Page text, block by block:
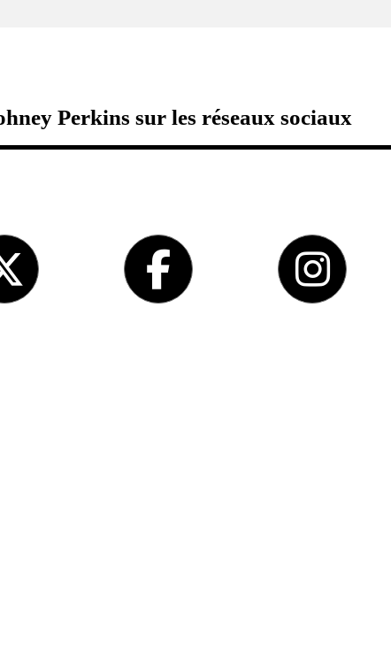
Perkins sur les réseaux sociaux